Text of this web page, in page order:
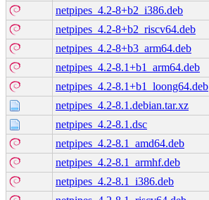
netpipes_4.2-8+b2_i386.deb
netpipes_4.2-8+b2_riscv64.deb
netpipes_4.2-8+b3_arm64.deb
netpipes_4.2-8.1+b1_arm64.deb
netpipes_4.2-8.1+b1_loong64.deb
netpipes_4.2-8.1.debian.tar.xz
netpipes_4.2-8.1.dsc
netpipes_4.2-8.1_amd64.deb
netpipes_4.2-8.1_armhf.deb
netpipes_4.2-8.1_i386.deb